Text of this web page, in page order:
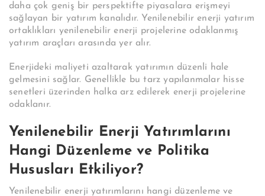
daha çok geniş bir perspektifte piyasalara erişmeyi
sağlayan bir yatırım kanalıdır. Yenilenebilir enerji yatırım
ortaklıkları yenilenebilir enerji projelerine odaklanmış
yatırım araçları arasında yer alır.
Enerjideki maliyeti azaltarak yatırımın düzenli hale
gelmesini sağlar. Genellikle bu tarz yapılanmalar hisse
senetleri üzerinden halka arz edilerek enerji projelerine
odaklanır.
Yenilenebilir Enerji Yatırımlarını
Hangi Düzenleme ve Politika
Hususları Etkiliyor?
Yenilenebilir enerji yatırımlarını hangi düzenleme ve